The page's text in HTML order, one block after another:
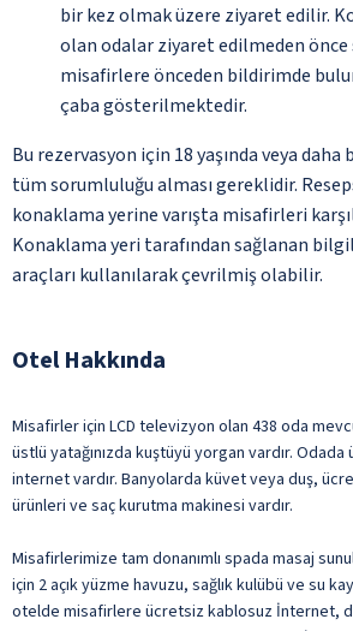
bir kez olmak üzere ziyaret edilir.
olan odalar ziyaret edilmeden önce
misafirlere önceden bildirimde
çaba gösterilmektedir.
Bu rezervasyon için 18 yaşında veya
tüm sorumluluğu alması gereklidir.
konaklama yerine varışta misafirleri
Konaklama yeri tarafından sağlanan
araçları kullanılarak çevrilmiş olabilir.
Otel Hakkında
Misafirler için LCD televizyon olan 438 oda
üstlü yatağınızda kuştüyü yorgan vardır.
internet vardır. Banyolarda küvet veya duş,
ürünleri ve saç kurutma makinesi vardır.
Misafirlerimize tam donanımlı spada masaj
için 2 açık yüzme havuzu, sağlık kulübü ve su
otelde misafirlere ücretsiz kablosuz İnternet,